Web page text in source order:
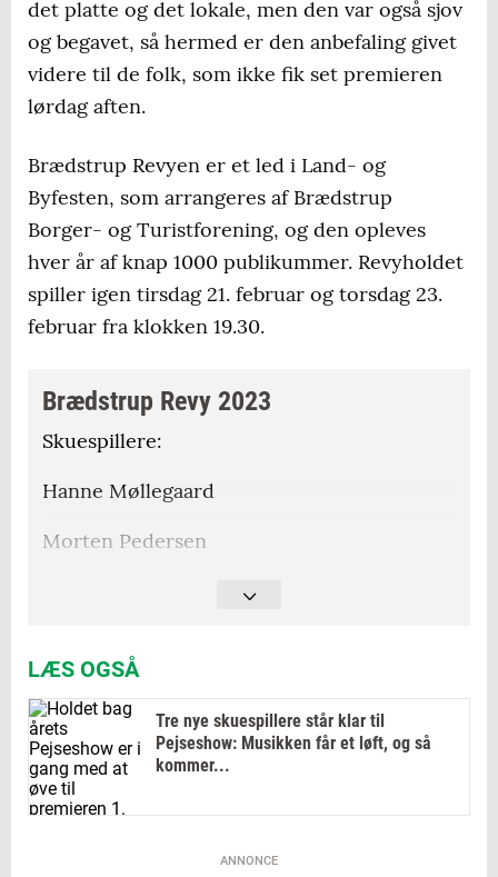
det platte og det lokale, men den var også sjov
og begavet, så hermed er den anbefaling givet
videre til de folk, som ikke fik set premieren
lørdag aften.
Brædstrup Revyen er et led i Land- og
Byfesten, som arrangeres af Brædstrup
Borger- og Turistforening, og den opleves
hver år af knap 1000 publikummer. Revyholdet
spiller igen tirsdag 21. februar og torsdag 23.
februar fra klokken 19.30.
Brædstrup Revy 2023
Skuespillere:
Hanne Møllegaard
Morten Pedersen
Jacob Nørmark
Instruktion
LÆS OGSÅ
Tre nye skuespillere står klar til
Pejseshow: Musikken får et løft, og så
kommer...
ANNONCE